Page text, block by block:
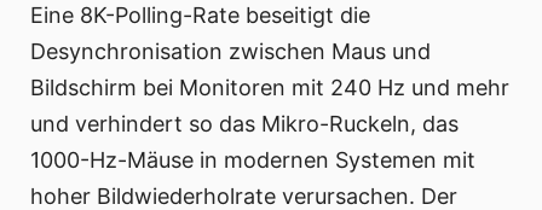
Eine 8K-Polling-Rate beseitigt die
Desynchronisation zwischen Maus und
Bildschirm bei Monitoren mit 240 Hz und mehr
und verhindert so das Mikro-Ruckeln, das
1000-Hz-Mäuse in modernen Systemen mit
hoher Bildwiederholrate verursachen. Der